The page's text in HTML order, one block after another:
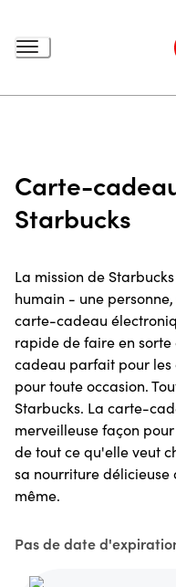
Carte-
Starbucks
La mission de
humain - une
carte-cadeau
rapide de faire en sorte
cadeau parfait pour les
pour toute occasion.
Starbucks. La carte-
merveilleuse façon
de tout ce qu'elle veut
sa nourriture
même.
Pas de date